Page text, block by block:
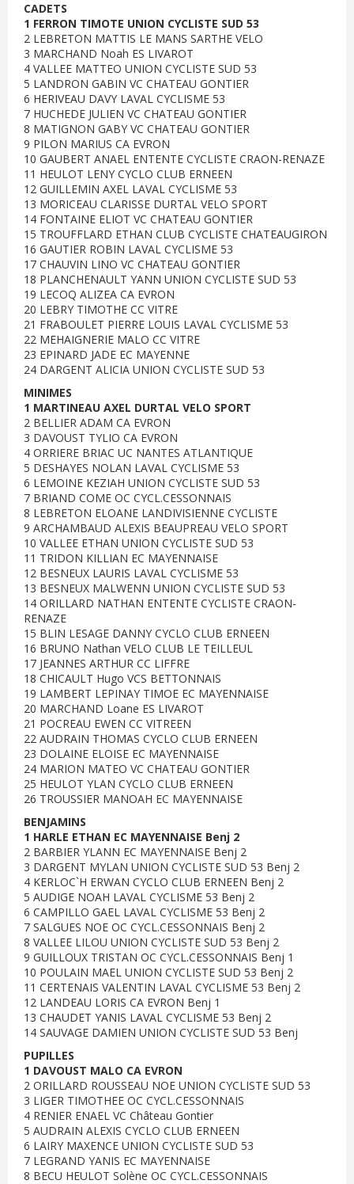
CADETS
1 FERRON TIMOTE UNION CYCLISTE SUD 53
2 LEBRETON MATTIS LE MANS SARTHE VELO
3 MARCHAND Noah ES LIVAROT
4 VALLEE MATTEO UNION CYCLISTE SUD 53
5 LANDRON GABIN VC CHATEAU GONTIER
6 HERIVEAU DAVY LAVAL CYCLISME 53
7 HUCHEDE JULIEN VC CHATEAU GONTIER
8 MATIGNON GABY VC CHATEAU GONTIER
9 PILON MARIUS CA EVRON
10 GAUBERT ANAEL ENTENTE CYCLISTE CRAON-RENAZE
11 HEULOT LENY CYCLO CLUB ERNEEN
12 GUILLEMIN AXEL LAVAL CYCLISME 53
13 MORICEAU CLARISSE DURTAL VELO SPORT
14 FONTAINE ELIOT VC CHATEAU GONTIER
15 TROUFFLARD ETHAN CLUB CYCLISTE CHATEAUGIRON
16 GAUTIER ROBIN LAVAL CYCLISME 53
17 CHAUVIN LINO VC CHATEAU GONTIER
18 PLANCHENAULT YANN UNION CYCLISTE SUD 53
19 LECOQ ALIZEA CA EVRON
20 LEBRY TIMOTHE CC VITRE
21 FRABOULET PIERRE LOUIS LAVAL CYCLISME 53
22 MEHAIGNERIE MALO CC VITRE
23 EPINARD JADE EC MAYENNE
24 DARGENT ALICIA UNION CYCLISTE SUD 53
MINIMES
1 MARTINEAU AXEL DURTAL VELO SPORT
2 BELLIER ADAM CA EVRON
3 DAVOUST TYLIO CA EVRON
4 ORRIERE BRIAC UC NANTES ATLANTIQUE
5 DESHAYES NOLAN LAVAL CYCLISME 53
6 LEMOINE KEZIAH UNION CYCLISTE SUD 53
7 BRIAND COME OC CYCL.CESSONNAIS
8 LEBRETON ELOANE LANDIVISIENNE CYCLISTE
9 ARCHAMBAUD ALEXIS BEAUPREAU VELO SPORT
10 VALLEE ETHAN UNION CYCLISTE SUD 53
11 TRIDON KILLIAN EC MAYENNAISE
12 BESNEUX LAURIS LAVAL CYCLISME 53
13 BESNEUX MALWENN UNION CYCLISTE SUD 53
14 ORILLARD NATHAN ENTENTE CYCLISTE CRAON-
RENAZE
15 BLIN LESAGE DANNY CYCLO CLUB ERNEEN
16 BRUNO Nathan VELO CLUB LE TEILLEUL
17 JEANNES ARTHUR CC LIFFRE
18 CHICAULT Hugo VCS BETTONNAIS
19 LAMBERT LEPINAY TIMOE EC MAYENNAISE
20 MARCHAND Loane ES LIVAROT
21 POCREAU EWEN CC VITREEN
22 AUDRAIN THOMAS CYCLO CLUB ERNEEN
23 DOLAINE ELOISE EC MAYENNAISE
24 MARION MATEO VC CHATEAU GONTIER
25 HEULOT YLAN CYCLO CLUB ERNEEN
26 TROUSSIER MANOAH EC MAYENNAISE
BENJAMINS
1 HARLE ETHAN EC MAYENNAISE Benj 2
2 BARBIER YLANN EC MAYENNAISE Benj 2
3 DARGENT MYLAN UNION CYCLISTE SUD 53 Benj 2
4 KERLOC`H ERWAN CYCLO CLUB ERNEEN Benj 2
5 AUDIGE NOAH LAVAL CYCLISME 53 Benj 2
6 CAMPILLO GAEL LAVAL CYCLISME 53 Benj 2
7 SALGUES NOE OC CYCL.CESSONNAIS Benj 2
8 VALLEE LILOU UNION CYCLISTE SUD 53 Benj 2
9 GUILLOUX TRISTAN OC CYCL.CESSONNAIS Benj 1
10 POULAIN MAEL UNION CYCLISTE SUD 53 Benj 2
11 CERTENAIS VALENTIN LAVAL CYCLISME 53 Benj 2
12 LANDEAU LORIS CA EVRON Benj 1
13 CHAUDET YANIS LAVAL CYCLISME 53 Benj 2
14 SAUVAGE DAMIEN UNION CYCLISTE SUD 53 Benj
PUPILLES
1 DAVOUST MALO CA EVRON
2 ORILLARD ROUSSEAU NOE UNION CYCLISTE SUD 53
3 LIGER TIMOTHEE OC CYCL.CESSONNAIS
4 RENIER ENAEL VC Château Gontier
5 AUDRAIN ALEXIS CYCLO CLUB ERNEEN
6 LAIRY MAXENCE UNION CYCLISTE SUD 53
7 LEGRAND YANIS EC MAYENNAISE
8 BECU HEULOT Solène OC CYCL.CESSONNAIS